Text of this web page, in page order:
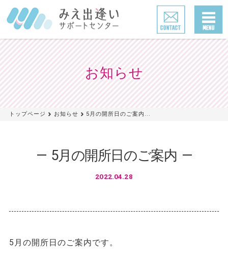
お知らせ
トップページ お知らせ 5月の開所日のご案内...
5月の開所日のご案内
2022.04.28
5月の開所日のご案内です。